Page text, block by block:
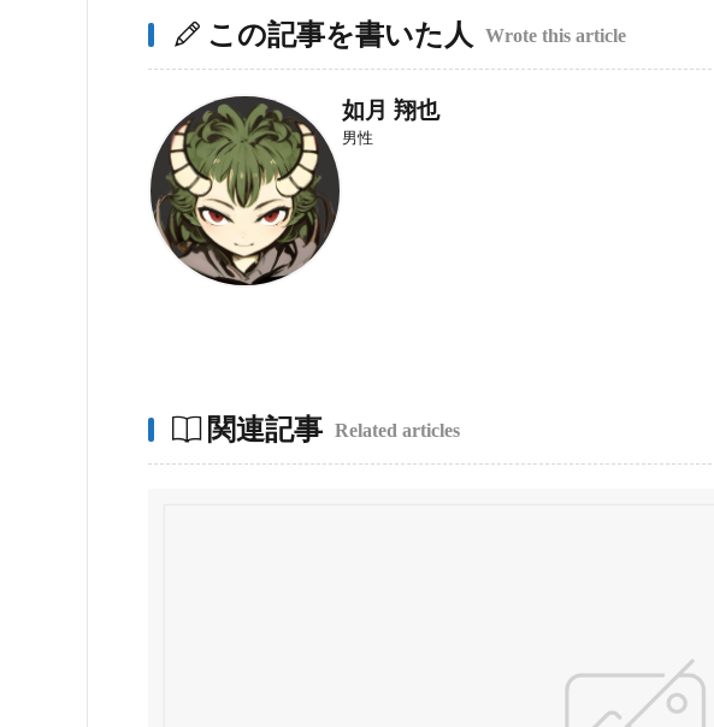
この記事を書いた人 Wrote this article
如月 翔也
男性
関連記事 Related articles